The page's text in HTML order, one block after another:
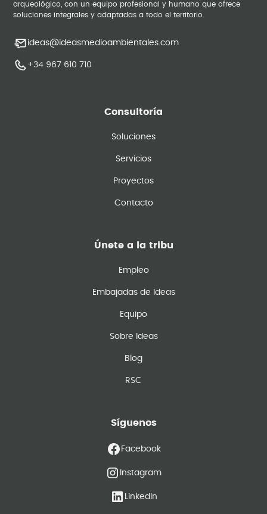
arqueológico, con un equipo profesional y humano que ofrece
soluciones integrales y adaptadas a todo el territorio.
ideas@ideasmedioambientales.com
+34 967 610 710
Consultoría
Soluciones
Servicios
Proyectos
Contacto
Únete a la tribu
Empleo
Embajadas de Ideas
Equipo
Sobre Ideas
Blog
RSC
Síguenos
Facebook
Instagram
LinkedIn